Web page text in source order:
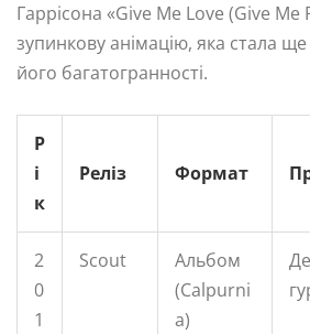
Гаррісона «Give Me Love (Give
зупинкову анімацію, яка стала
його багатогранності.
Р
і
к
Реліз Формат
2
0
1
Scout
Альбом
(Calpurni
a)